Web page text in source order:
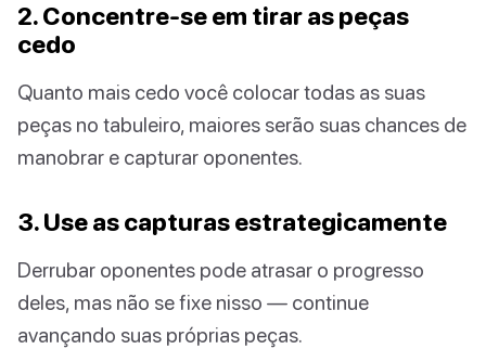
2. Concentre-se em tirar as peças
cedo
Quanto mais cedo você colocar todas as suas
peças no tabuleiro, maiores serão suas chances de
manobrar e capturar oponentes.
3. Use as capturas estrategicamente
Derrubar oponentes pode atrasar o progresso
deles, mas não se fixe nisso — continue
avançando suas próprias peças.